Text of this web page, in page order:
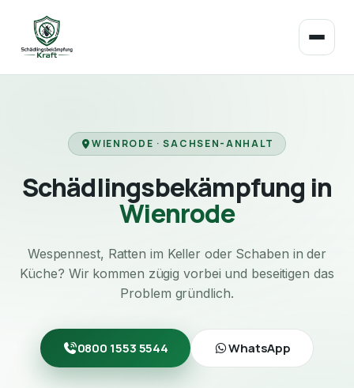
WIENRODE · SACHSEN-ANHALT
Schädlingsbekämpfung in
Wienrode
Wespennest, Ratten im Keller oder Schaben in der
Küche? Wir kommen zügig vorbei und beseitigen das
Problem gründlich.
0800 1553 5544 WhatsApp